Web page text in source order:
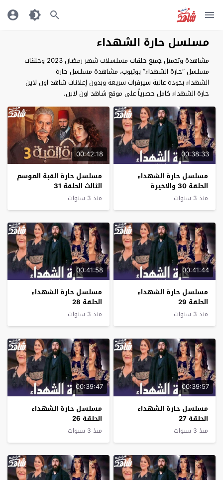
مسلسل حارة الشهداء
مشاهدة وتحميل جميع حلقات مسلسلات شهر رمضان 2023 وحلقات
مسلسل “حارة الشهداء” يوتيوب، مشاهدة مسلسل حارة
الشهداء بجودة عالية سيرفرات سريعة وبدون إعلانات شاهد اون لاين
حارة الشهداء كامل حصرياً على موقع شاهد اون لاين.
00:38:33
مسلسل حارة الشهداء
الحلقة 30 والاخيرة
منذ 3 سنوات
00:42:18
مسلسل حارة القبة الموسم
الثالث الحلقة 31
منذ 3 سنوات
00:41:44
مسلسل حارة الشهداء
الحلقة 29
منذ 3 سنوات
00:41:58
مسلسل حارة الشهداء
الحلقة 28
منذ 3 سنوات
00:39:57
مسلسل حارة الشهداء
الحلقة 27
منذ 3 سنوات
00:39:47
مسلسل حارة الشهداء
الحلقة 26
منذ 3 سنوات